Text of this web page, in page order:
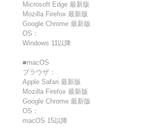
Microsoft Edge 最新版
Mozilla Firefox 最新版
Google Chrome 最新版
OS：
Windows 11以降
■macOS
ブラウザ：
Apple Safari 最新版
Mozilla Firefox 最新版
Google Chrome 最新版
OS：
macOS 15以降